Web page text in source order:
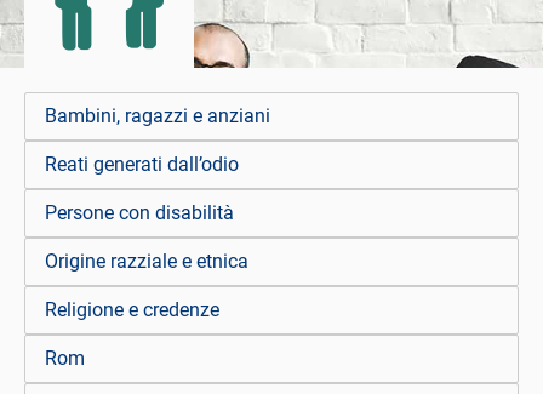
Bambini, ragazzi e anziani
Reati generati dall’odio
Persone con disabilità
Origine razziale e etnica
Religione e credenze
Rom